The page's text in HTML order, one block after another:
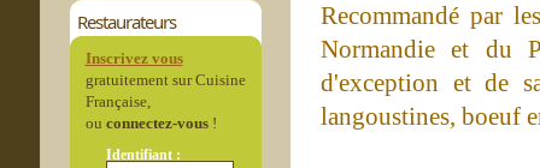
Restaurateurs
Inscrivez vous
gratuitement sur Cuisine
Française,
ou connectez-vous!
Identifiant :
Recommandé par
Normandie et du
d'exception et de
langoustines, boeuf